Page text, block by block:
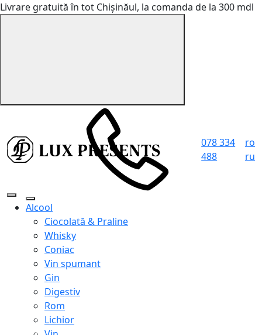
Livrare gratuită în tot Chișinăul, la comanda de la 300 mdl
078 334
488
ro
ru
Alcool
Ciocolată & Praline
Whisky
Coniac
Vin spumant
Gin
Digestiv
Rom
Lichior